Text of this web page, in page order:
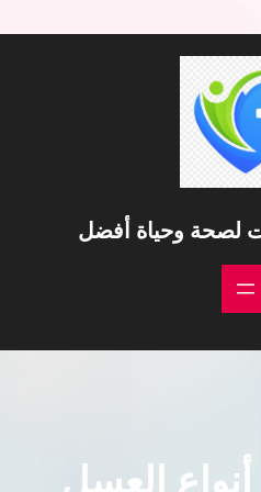
لصحة وحياة أفضل
العسل